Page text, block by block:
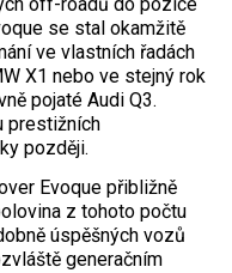
se stal okamžitě
ve vlastních řadách
X1 nebo ve stejný rok
pojaté Audi Q3.
prestižních
později.
Evoque přibližně
z tohoto počtu
úspěšných vozů
generačním